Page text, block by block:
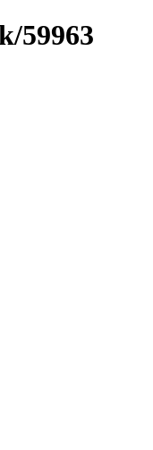
59963